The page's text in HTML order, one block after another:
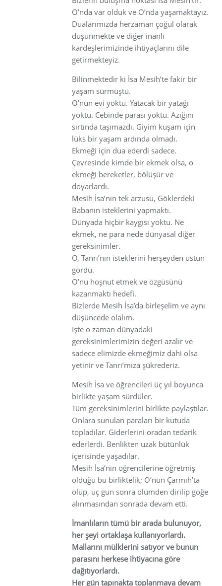
O’nda var olduk ve O’nda yaşamaktayız.
Dualarımızda herzaman çoğul olarak
düşünmekte ve diğer inanlı
kardeşlerimizinde ihtiyaçlarını dile
getirmekteyiz.
Bilinmektedir ki İsa Mesih’te fakir bir
yaşam sürmüştü.
O’nun evi yoktu. Yatacak bir yatağı
yoktu. Cebinde parası yoktu. Azığını
sırtında taşımazdı. Giyim kuşam için
lüks bir yaşam ardında olmadı.
Ekmeği için dua ederdi sadece.
Çevresinde kimde bir ekmek olsa, o
ekmeği bereketler, bölüşür ve
doyarlardı.
Mesih İsa’nın tek arzusu, Göklerdeki
Babanın isteklerini yapmaktı.
Dünyada hiçbir kaygısı yoktu. Ne
ekmek, ne para nede dünyasal diğer
gereksinimler.
O, Tanrı’nın isteklerini herşeyden üstün
gördü.
O’nu hoşnut etmek ve özgüsünü
kazanmaktı hedefi.
Bizlerde Mesih İsa’da birleşelim ve aynı
düşüncede olalım.
Işte o zaman dünyadaki
gereksinimlerimizin değeri azalır ve
sadece elimizde ekmeğimiz dahi olsa
yetinir ve Tanrı’mıza şükrederiz.
Mesih İsa ve öğrencileri üç yıl boyunca
birlikte yaşam sürdüler.
Tüm gereksinimlerini birlikte paylaştılar.
Onlara sunulan paraları bir kutuda
topladılar. Giderlerini oradan tedarik
ederlerdi. Benlikten uzak bütünlük
içerisinde yaşadılar.
Mesih İsa’nın öğrencilerine öğretmiş
olduğu bu birliktelik; O’nun Çarmıh’ta
ölüp, üç gün sonra ölümden dirilip göğe
alınmasından sonrada devam etti.
İmanlıların tümü bir arada bulunuyor,
her şeyi ortaklaşa kullanıyorlardı.
Mallarını mülklerini satıyor ve bunun
parasını herkese ihtiyacına göre
dağıtıyorlardı.
Her gün tapınakta toplanmaya devam